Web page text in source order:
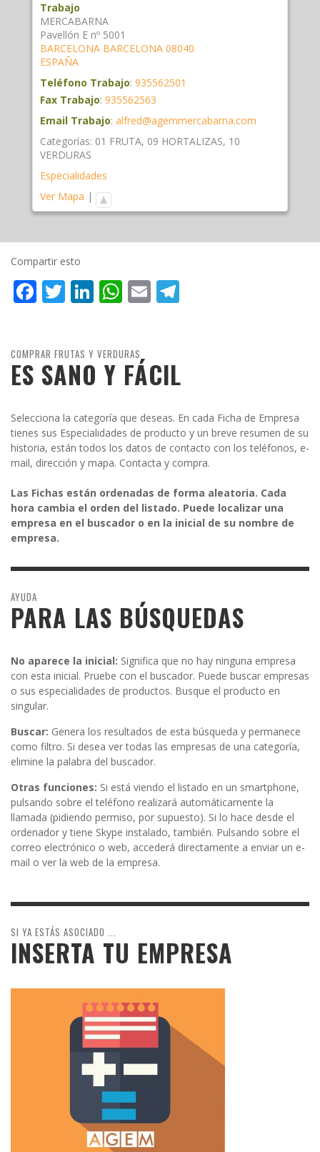
Trabajo
MERCABARNA
Pavellón E nº 5001
BARCELONA BARCELONA 08040
ESPAÑA
Teléfono Trabajo: 935562501
Fax Trabajo: 935562563
Email Trabajo: alfred@agemmercabarna.com
Categorías: 01 FRUTA, 09 HORTALIZAS, 10
VERDURAS
Especialidades
Ver Mapa |
Compartir esto
Facebook
Twitter
LinkedIn
WhatsApp
Email
COMPRAR FRUTAS Y VERDURAS
ES SANO Y FÁCIL
Selecciona la categoría que deseas. En cada Ficha de Empresa
tienes sus Especialidades de producto y un breve resumen de su
historia, están todos los datos de contacto con los teléfonos, e-
mail, dirección y mapa. Contacta y compra.
Las Fichas están ordenadas de forma aleatoria. Cada
hora cambia el orden del listado. Puede localizar una
empresa en el buscador o en la inicial de su nombre de
empresa.
AYUDA
PARA LAS BÚSQUEDAS
No aparece la inicial: Significa que no hay ninguna empresa
con esta inicial. Pruebe con el buscador. Puede buscar empresas
o sus especialidades de productos. Busque el producto en
singular.
Buscar: Genera los resultados de esta búsqueda y permanece
como filtro. Si desea ver todas las empresas de una categoría,
elimine la palabra del buscador.
Otras funciones: Si está viendo el listado en un smartphone,
pulsando sobre el teléfono realizará automáticamente la
llamada (pidiendo permiso, por supuesto). Si lo hace desde el
ordenador y tiene Skype instalado, también. Pulsando sobre el
correo electrónico o web, accederá directamente a enviar un e-
mail o ver la web de la empresa.
SI YA ESTÁS ASOCIADO ...
INSERTA TU EMPRESA